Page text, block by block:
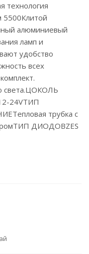
технология
5500Клитой
алюминиевый
ламп и
удобство
всех
света.ЦОКОЛЬ
24VТИП
трубка с
ДИОДОВZES